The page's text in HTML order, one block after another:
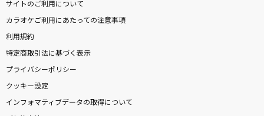
サイトのご利用について
カラオケご利用にあたっての注意事項
利用規約
特定商取引法に基づく表示
プライバシーポリシー
クッキー設定
インフォマティブデータの取得について